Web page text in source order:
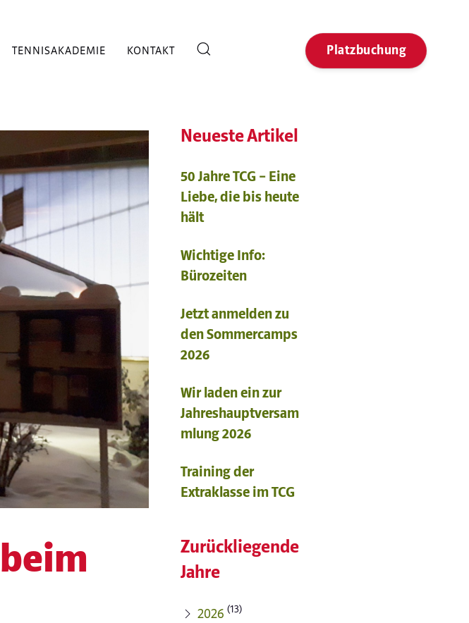
TENNISAKADEMIE KONTAKT Platzbuchung
Neueste Artikel
50 Jahre TCG – Eine
Liebe, die bis heute
hält
Wichtige Info:
Bürozeiten
Jetzt anmelden zu
den Sommercamps
2026
Wir laden ein zur
Jahreshauptversam
mlung 2026
Training der
Extraklasse im TCG
Zurückliegende
Jahre
2026 (13)